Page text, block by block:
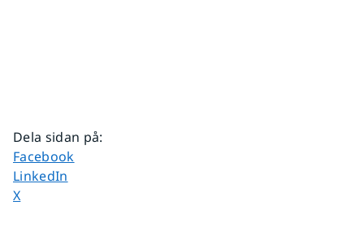
Dela sidan på:
Dela sidan på
Facebook
Dela sidan på
LinkedIn
Dela sidan på
X